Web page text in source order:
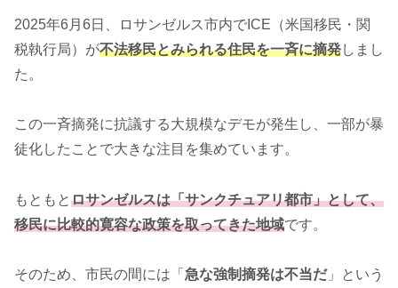
2025年6月6日、ロサンゼルス市内でICE（米国移民・関
税執行局）が不法移民とみられる住民を一斉に摘発しまし
た。
この一斉摘発に抗議する大規模なデモが発生し、一部が暴
徒化したことで大きな注目を集めています。
もともとロサンゼルスは「サンクチュアリ都市」として、
移民に比較的寛容な政策を取ってきた地域です。
そのため、市民の間には「 急な強制摘発は不当だ」という